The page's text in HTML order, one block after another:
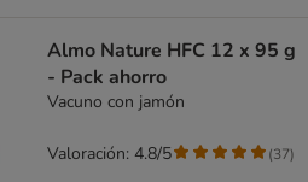
Almo Nature HFC 12 x 95 g
- Pack ahorro
Vacuno con jamón
Valoración: 4.8/5 (37)